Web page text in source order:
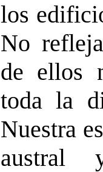
los
No
de ellos
toda la
Nuestra
austral